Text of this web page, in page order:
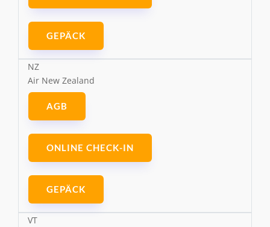
GEPÄCK
NZ
Air New Zealand
AGB
ONLINE CHECK-IN
GEPÄCK
VT